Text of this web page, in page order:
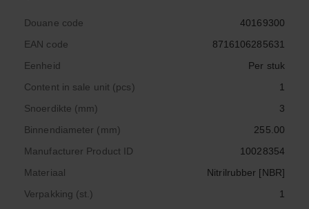
Douane code
40169300
EAN code
8716106285631
Eenheid
Per stuk
Content in sale unit (pcs)
1
Snoerdikte (mm)
3
Binnendiameter (mm)
255.00
Manufacturer Product ID
10028354
Materiaal
Nitrilrubber [NBR]
Verpakking (st.)
1